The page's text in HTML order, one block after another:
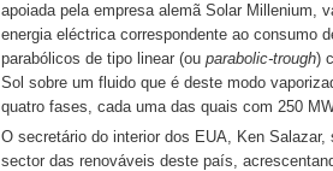
apoiada pela empresa alemã Solar Millenium,
energia eléctrica correspondente ao consumo
parabólicos de tipo linear (ou parabolic-trough)
Sol sobre um fluido que é deste modo
quatro fases, cada uma das quais com 250
O secretário do interior dos EUA, Ken
sector das renováveis deste país,